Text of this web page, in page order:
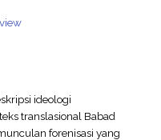
ideologi
translasional Babad
forenisasi yang